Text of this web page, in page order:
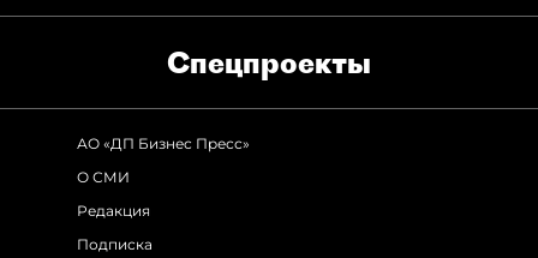
Спец­проекты
АО «ДП Бизнес Пресс»
О СМИ
Редакция
Подписка